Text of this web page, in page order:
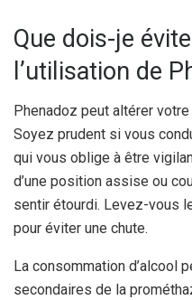
Que dois-je
l’utilisation de
Phenadoz peut altérer
Soyez prudent si vous
qui vous oblige à être
d’une position assise ou
sentir étourdi. Levez-vous
pour éviter une chute.
La consommation d’alcool
secondaires de la